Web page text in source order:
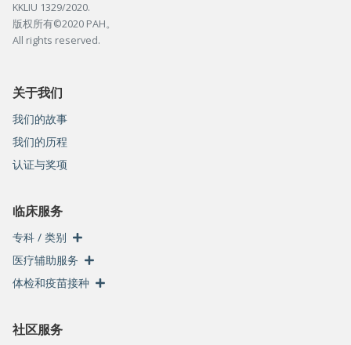
KKLIU 1329/2020.
版权所有©2020 PAH。
All rights reserved.
关于我们
我们的故事
我们的历程
认证与奖项
临床服务
专科 / 类别
医疗辅助服务
体检和疫苗接种
社区服务